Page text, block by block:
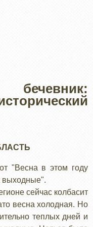
"Весна в этом году
выходные".
сейчас колбасит
весна холодная. Но
теплых дней и